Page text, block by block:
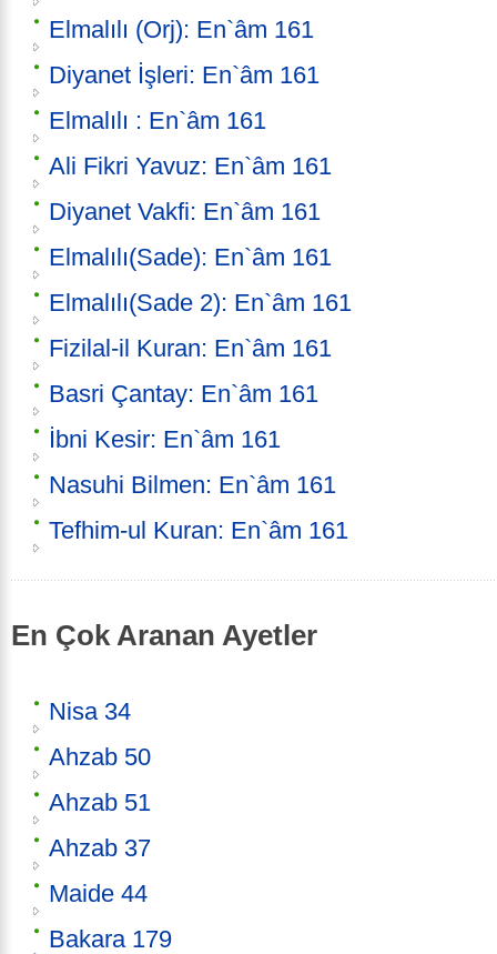
Elmalılı (Orj): En`âm 161
Diyanet İşleri: En`âm 161
Elmalılı : En`âm 161
Ali Fikri Yavuz: En`âm 161
Diyanet Vakfi: En`âm 161
Elmalılı(Sade): En`âm 161
Elmalılı(Sade 2): En`âm 161
Fizilal-il Kuran: En`âm 161
Basri Çantay: En`âm 161
İbni Kesir: En`âm 161
Nasuhi Bilmen: En`âm 161
Tefhim-ul Kuran: En`âm 161
En Çok Aranan Ayetler
Nisa 34
Ahzab 50
Ahzab 51
Ahzab 37
Maide 44
Bakara 179